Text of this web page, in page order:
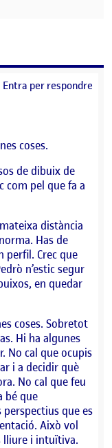
ENTENDRE
coses.
de dibuix de
com pel que fa a
distància
Has de
perfil. Crec que
n’estic segur
en quedar
coses. Sobretot
Hi ha algunes
No cal que ocupis
i a decidir què
No cal que feu
bé que
que es
Això vol
lliure i intuïtiva.
Entra per respondre